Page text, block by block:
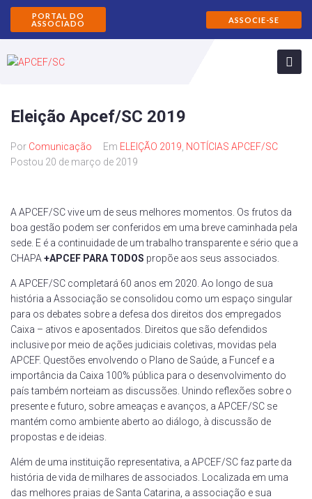
PORTAL DO
ASSOCIADO
ASSOCIE-SE
Eleição Apcef/SC 2019
Por Comunicação Em ELEIÇÃO 2019 NOTÍCIAS APCEF/SC
Postou 20 de março de 2019
A APCEF/SC vive um de seus melhores momentos. Os frutos da
boa gestão podem ser conferidos em uma breve caminhada pela
sede. E é a continuidade de um trabalho transparente e sério que a
CHAPA +APCEF PARA TODOS propõe aos seus associados.
A APCEF/SC completará 60 anos em 2020. Ao longo de sua
história a Associação se consolidou como um espaço singular
para os debates sobre a defesa dos direitos dos empregados
Caixa – ativos e aposentados. Direitos que são defendidos
inclusive por meio de ações judiciais coletivas, movidas pela
APCEF. Questões envolvendo o Plano de Saúde, a Funcef e a
importância da Caixa 100% pública para o desenvolvimento do
país também norteiam as discussões. Unindo reflexões sobre o
presente e futuro, sobre ameaças e avanços, a APCEF/SC se
mantém como ambiente aberto ao diálogo, à discussão de
propostas e de ideias.
Além de uma instituição representativa, a APCEF/SC faz parte da
história de vida de milhares de associados. Localizada em uma
das melhores praias de Santa Catarina, a associação e sua